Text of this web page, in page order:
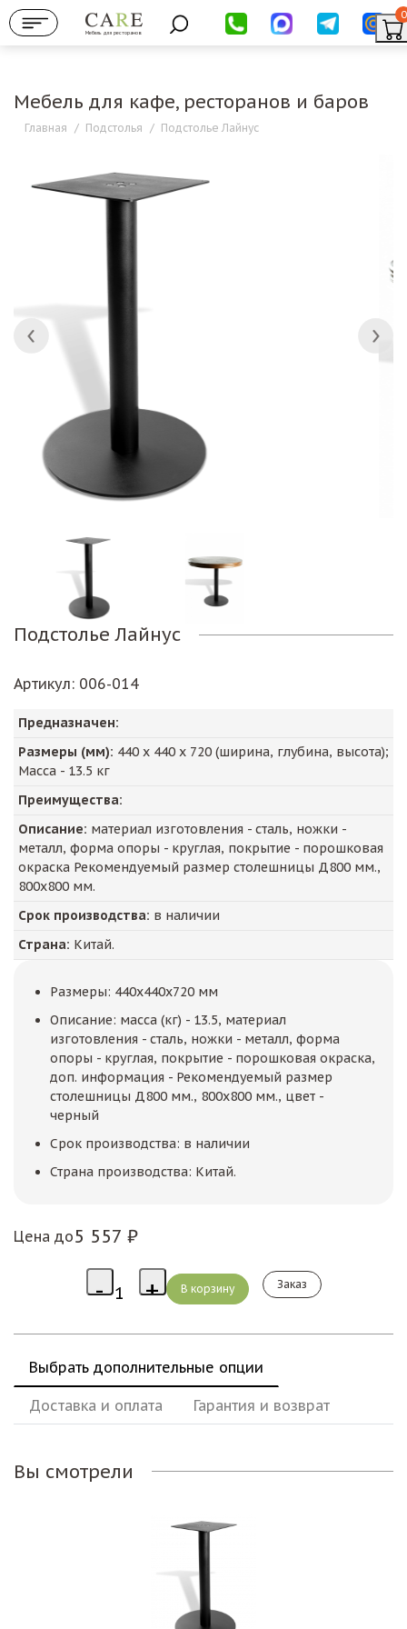
Мебель для ресторанов
0
Мебель для кафе, ресторанов и баров
Главная / Подстолья / Подстолье Лайнус
Подстолье Лайнус
Артикул: 006-014
Предназначен:
Размеры (мм): 440 х 440 х 720 (ширина, глубина, высота);
Масса - 13.5 кг
Преимущества:
Описание: материал изготовления - сталь, ножки -
металл, форма опоры - круглая, покрытие - порошковая
окраска Рекомендуемый размер столешницы Д800 мм.,
800х800 мм.
Срок производства: в наличии
Страна: Китай.
Размеры: 440x440x720 мм
Описание: масса (кг) - 13.5, материал
изготовления - сталь, ножки - металл, форма
опоры - круглая, покрытие - порошковая окраска,
доп. информация - Рекомендуемый размер
столешницы Д800 мм., 800х800 мм., цвет -
черный
Срок производства: в наличии
Страна производства: Китай.
Цена до5 557 ₽
Заказ
Выбрать дополнительные опции
Доставка и оплата Гарантия и возврат
Вы смотрели